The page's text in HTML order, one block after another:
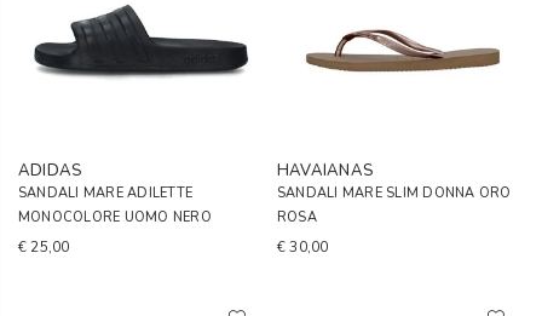
ADIDAS
SANDALI MARE ADILETTE
MONOCOLORE UOMO NERO
€ 25,00
HAVAIANAS
SANDALI MARE SLIM DONNA ORO
ROSA
€ 30,00